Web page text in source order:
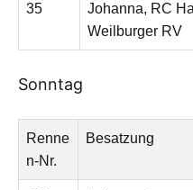
35
Johanna, RC
Weilburger RV
Sonntag
Renne
n-Nr.
Besatzung